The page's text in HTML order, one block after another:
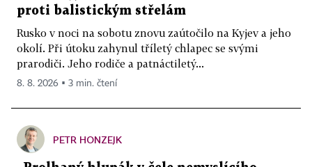
proti balistickým střelám
Rusko v noci na sobotu znovu zaútočilo na Kyjev a jeho
okolí. Při útoku zahynul tříletý chlapec se svými
prarodiči. Jeho rodiče a patnáctiletý...
8. 8. 2026 ▪ 3 min. čtení
PETR HONZEJK